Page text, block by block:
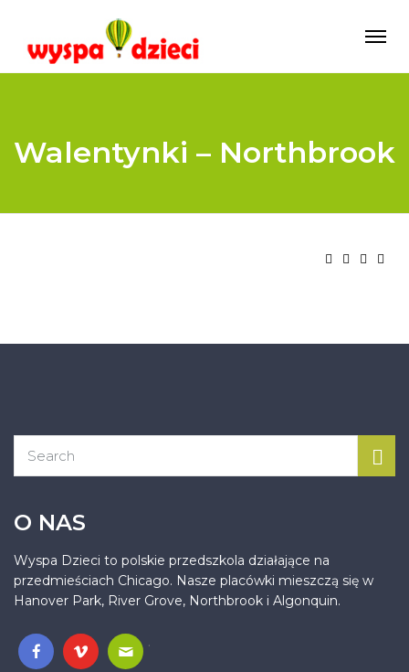
Walentynki – Northbrook
O NAS
Wyspa Dzieci to polskie przedszkola działające na
przedmieściach Chicago. Nasze placówki mieszczą się w
Hanover Park, River Grove, Northbrook i Algonquin.
.